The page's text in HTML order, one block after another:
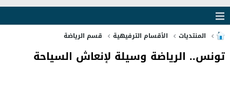
المنتديات الأقسام الترفيهية قسم الرياضة
تونس.. الرياضة وسيلة لإنعاش السياحة